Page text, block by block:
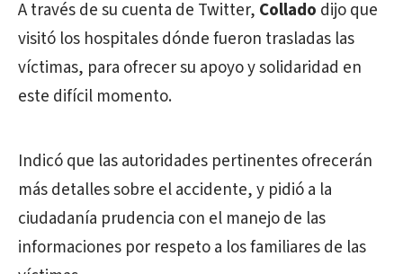
A través de su cuenta de Twitter, Collado dijo que
visitó los hospitales dónde fueron trasladas las
víctimas, para ofrecer su apoyo y solidaridad en
este difícil momento.
Indicó que las autoridades pertinentes ofrecerán
más detalles sobre el accidente, y pidió a la
ciudadanía prudencia con el manejo de las
informaciones por respeto a los familiares de las